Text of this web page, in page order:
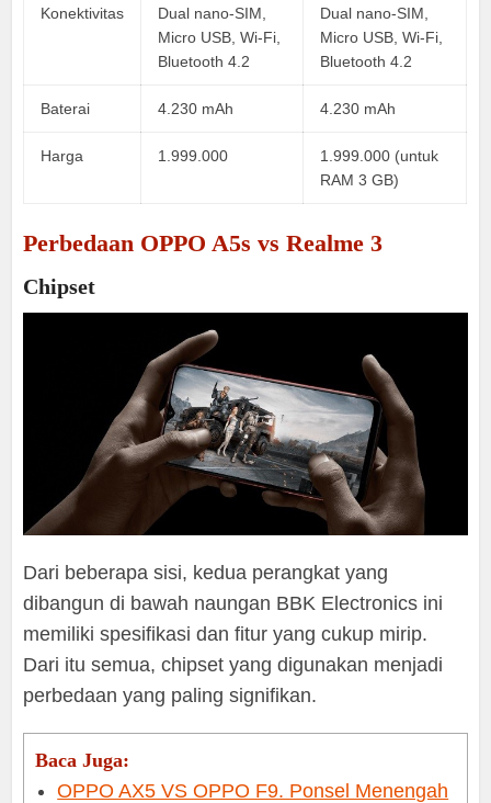
Konektivitas
Dual nano-SIM,
Micro USB, Wi-Fi,
Bluetooth 4.2
Dual nano-SIM,
Micro USB, Wi-Fi,
Bluetooth 4.2
Baterai 4.230 mAh 4.230 mAh
Harga 1.999.000
1.999.000 (untuk
RAM 3 GB)
Perbedaan OPPO A5s vs Realme 3
Chipset
Dari beberapa sisi, kedua perangkat yang
dibangun di bawah naungan BBK Electronics ini
memiliki spesifikasi dan fitur yang cukup mirip.
Dari itu semua, chipset yang digunakan menjadi
perbedaan yang paling signifikan.
Baca Juga:
OPPO AX5 VS OPPO F9. Ponsel Menengah